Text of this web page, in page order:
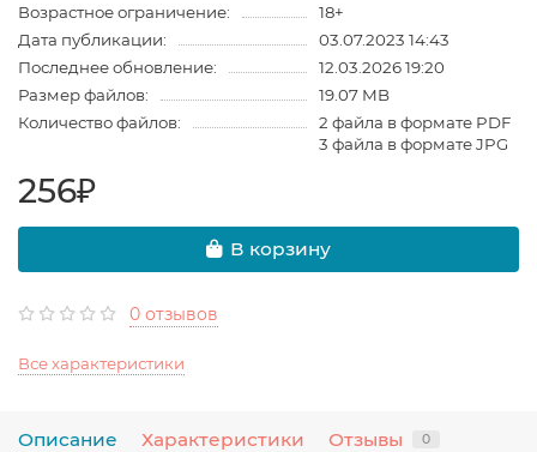
Возрастное ограничение:
18+
Дата публикации:
03.07.2023 14:43
Последнее обновление:
12.03.2026 19:20
Размер файлов:
19.07 MB
Количество файлов:
2 файла в формате PDF
3 файла в формате JPG
256₽
В корзину
0 отзывов
Все характеристики
Описание Характеристики Отзывы 0